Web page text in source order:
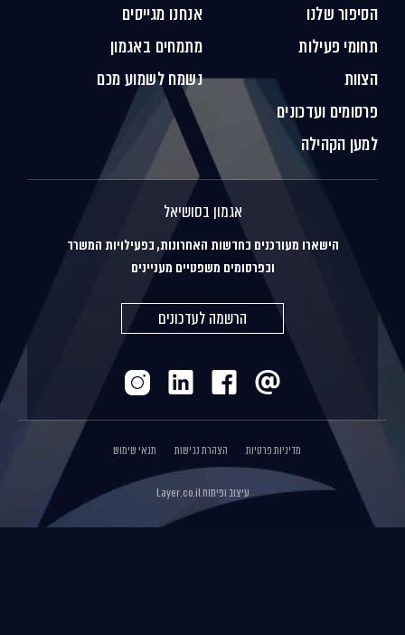
הסיפור שלנו
תחומי פעילות
הצוות
פרסומים ועדכונים
למען הקהילה
אנחנו מגייסים
מתמחים באגמון
נשמח לשמוע מכם
אגמון בסושיאל
הישארו מעודכנים בחדשות האחרונות, בפעילויות המשרד
ובפרסומים משפטיים מעניינים
הרשמה לעדכונים
מדיניות פרטיות הצהרת נגישות תנאי שימוש
עיצוב ופיתוחLayer.co.il